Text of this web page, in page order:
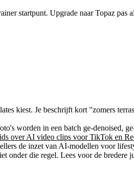
startpunt. Upgrade naar Topaz
kiest. Je beschrijft kort "zomers
worden in een batch ge-denoised,
over AI video clips voor TikTok en
de inzet van AI-modellen voor
onder die regel. Lees voor de bredere